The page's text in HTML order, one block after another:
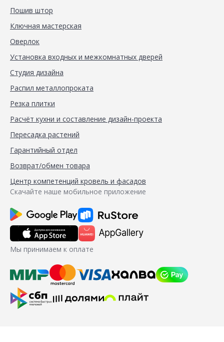
Пошив штор
Ключная мастерская
Оверлок
Установка входных и межкомнатных дверей
Студия дизайна
Распил металлопроката
Резка плитки
Расчёт кухни и составление дизайн-проекта
Пересадка растений
Гарантийный отдел
Возврат/обмен товара
Центр компетенций кровель и фасадов
Скачайте наше мобильное приложение
Мы принимаем к оплате